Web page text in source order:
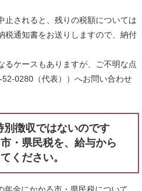
止されると、残りの税額については
税通知書をお送りしますので、納付
るケースもありますが、ご不明な点
0280（代表））へお問い合わせ
徴収ではないのです
・県民税を、給与から
ください。